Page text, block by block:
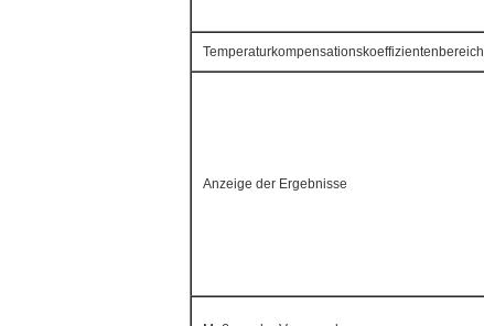
Temperaturkompensationskoeffizientenbereich
Anzeige der Ergebnisse